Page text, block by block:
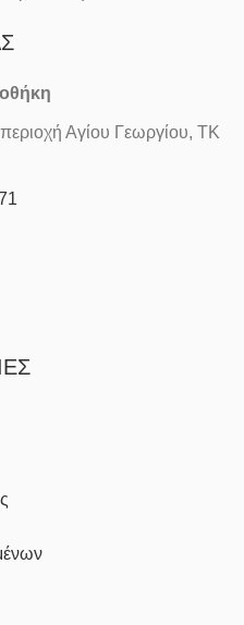
Αγίου Γεωργίου, ΤΚ